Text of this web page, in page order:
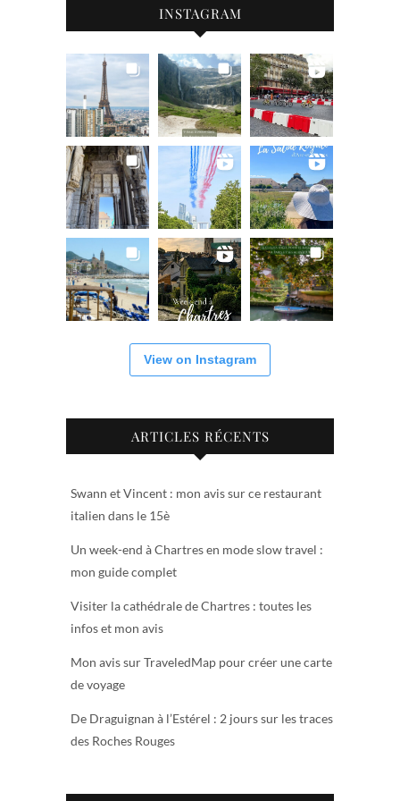
INSTAGRAM
View on Instagram
ARTICLES RÉCENTS
Swann et Vincent : mon avis sur ce restaurant
italien dans le 15è
Un week-end à Chartres en mode slow travel :
mon guide complet
Visiter la cathédrale de Chartres : toutes les
infos et mon avis
Mon avis sur TraveledMap pour créer une carte
de voyage
De Draguignan à l’Estérel : 2 jours sur les traces
des Roches Rouges